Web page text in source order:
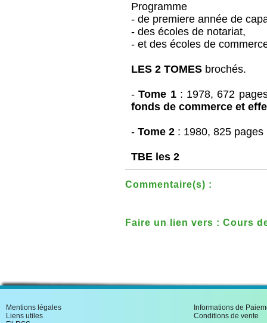
Programme
- de premiere année de
- des écoles de notariat,
- et des écoles de
LES 2 TOMES brochés.
-Tome 1 : 1978, 672
fonds de commerce et
- Tome 2 : 1980, 825
TBE les 2
Commentaire(s) :
Faire un lien vers : Cours
Mentions légales
Liens utiles
Informations de
Conditions de vente